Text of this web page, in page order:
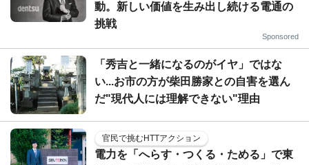
動。新しい価値を生み出し続ける電通の
挑戦
Sponsored
「秀吉と一緒になるのがイヤ」ではな
い...お市の方が柴田勝家との自害を選ん
だ"現代人には理解できない"理由
官民で挑むHTTアクション
電力を「へらす・つくる・ためる」で東